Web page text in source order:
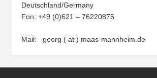
Deutschland/Germany
Fon: +49 (0)621 – 76220875
Mail: georg ( at ) maas-mannheim.de